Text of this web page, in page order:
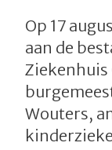
Op 17
aan de
Ziekenhuis
Wouters,